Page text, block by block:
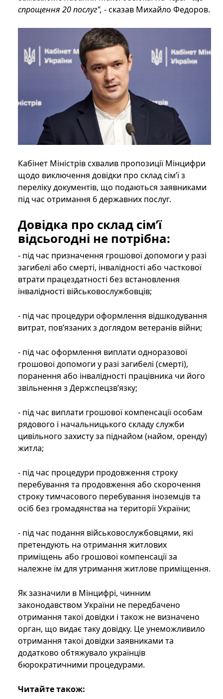
спрощення 20 послуг", - сказав Михайло Федоров.
Кабінет Міністрів схвалив пропозиції Мінцифри
щодо виключення довідки про склад сім’ї з
переліку документів, що подаються заявниками
під час отримання 6 державних послуг.
Довідка про склад сім’ї
відсьогодні не потрібна:
- під час призначення грошової допомоги у разі
загибелі або смерті, інвалідності або часткової
втрати працездатності без встановлення
інвалідності військовослужбовців;
- під час процедури оформлення відшкодування
витрат, пов’язаних з доглядом ветеранів війни;
- під час оформлення виплати одноразової
грошової допомоги у разі загибелі (смерті),
поранення або інвалідності працівника чи його
звільнення з Держспецзв’язку;
- під час виплати грошової компенсації особам
рядового і начальницького складу служби
цивільного захисту за піднайом (найом, оренду)
житла;
- під час процедури продовження строку
перебування та продовження або скорочення
строку тимчасового перебування іноземців та
осіб без громадянства на території України;
- під час подання військовослужбовцями, які
претендують на отримання житлових
приміщень або грошової компенсації за
належне їм для утримання житлове приміщення.
Як зазначили в Мінцифрі, чинним
законодавством України не передбачено
отримання такої довідки і також не визначено
орган, що видає таку довідку. Це унеможливило
отримання такої довідки заявниками та
додатково обтяжувало українців
бюрократичними процедурами.
Читайте також: